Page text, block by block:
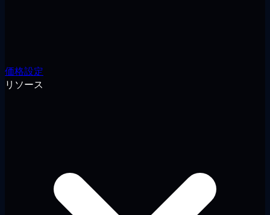
価格設定
リソース